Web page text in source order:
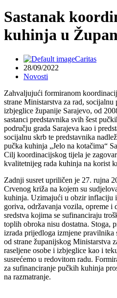
Sastanak
kuhinja u
Caritas
28/09/2022
Novosti
Zahvaljujući formiranom
strane Ministarstva za rad, socijalnu
izbjeglice županije Sarajevo, od
sastanci predstavnika svih šest
području grada Sarajeva kao i
socijalnu skrb te predstavnika
pučka kuhinja „Jelo na kotačima“
Cilj koordinacijskog tijela je
kvalitetnijeg rada kuhinja na korist
Zadnji susret upriličen je 27. rujna
Crvenog križa na kojem su
kuhinja. Uzimajući u obzir inflaciju i
goriva, održavanja vozila, opreme i
sredstva kojima se sufinanciraju
toplih obroka nisu dostatna. Stoga,
izrada prijedloga izmjene
od strane županijskog Ministarstva
raseljene osobe i izbjeglice kao i
susrećemo u redovitom radu.
za sufinanciranje pučkih kuhinja
na razmatranje.